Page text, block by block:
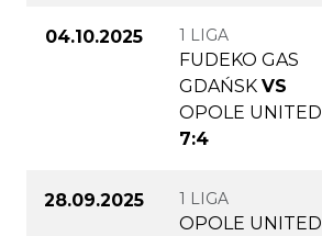
04.10.2025 1 LIGA
FUDEKO GAS
GDAŃSK VS
OPOLE UNITED
7:4
28.09.2025 1 LIGA
OPOLE UNITED